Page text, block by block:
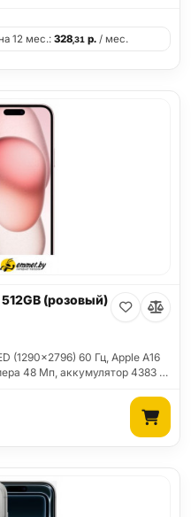
12 мес.: 328,31 р. / мес.
(розовый)
(1290x2796) 60 Гц, Apple A16
48 Мп, аккумулятор 4383 …